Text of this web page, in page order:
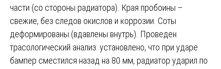
части (со стороны радиатора). Края пробоины –
свежие, без следов окислов и коррозии. Соты
деформированы (вдавлены внутрь). Проведен
трасологический анализ: установлено, что при ударе
бампер сместился назад на 80 мм, радиатор ударил по